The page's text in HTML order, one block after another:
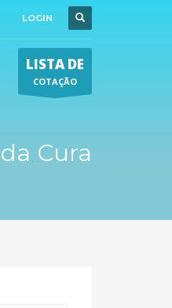
LOGIN
LISTA DE
COTAÇÃO
Cura